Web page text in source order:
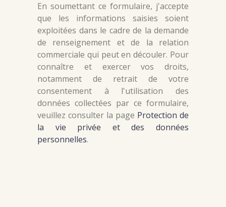
En soumettant ce formulaire, j'accepte
que les informations saisies soient
exploitées dans le cadre de la demande
de renseignement et de la relation
commerciale qui peut en découler. Pour
connaître et exercer vos droits,
notamment de retrait de votre
consentement à l'utilisation des
données collectées par ce formulaire,
veuillez consulter la page Protection de
la vie privée et des données
personnelles.